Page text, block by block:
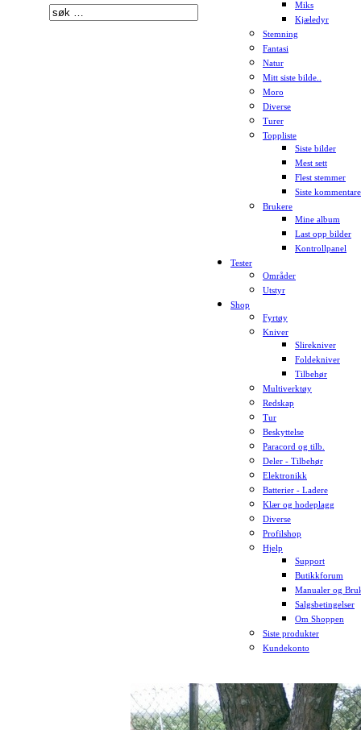
Miks
Kjæledyr
Stemning
Fantasi
Natur
Mitt siste bilde..
Moro
Diverse
Turer
Toppliste
Siste bilder
Mest sett
Flest stemmer
Siste
Brukere
Mine album
Last opp bilder
Kontrollpanel
Tester
Områder
Utstyr
Shop
Fyrtøy
Kniver
Slirekniver
Foldekniver
Tilbehør
Multiverktøy
Redskap
Tur
Beskyttelse
Paracord og tilb.
Deler - Tilbehør
Elektronikk
Batterier - Ladere
Klær og hodeplagg
Diverse
Profilshop
Hjelp
Support
Butikkforum
Manualer og
Salgsbetingelser
Om Shoppen
Siste produkter
Kundekonto